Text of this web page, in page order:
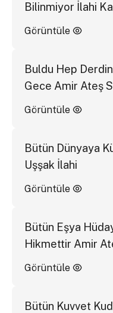
Bilinmiyor İlahi
Görüntüle
Buldu Hep
Gece Amir Ateş
Görüntüle
Bütün Dünyaya
Uşşak İlahi
Görüntüle
Bütün Eşya
Hikmettir Amir
Görüntüle
Bütün Kuvvet